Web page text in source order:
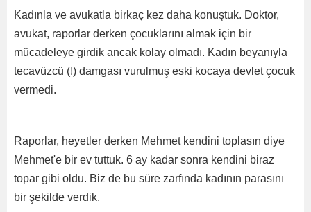
Kadınla ve avukatla birkaç kez daha konuştuk. Doktor,
avukat, raporlar derken çocuklarını almak için bir
mücadeleye girdik ancak kolay olmadı. Kadın beyanıyla
tecavüzcü (!) damgası vurulmuş eski kocaya devlet çocuk
vermedi.
Raporlar, heyetler derken Mehmet kendini toplasın diye
Mehmet'e bir ev tuttuk. 6 ay kadar sonra kendini biraz
topar gibi oldu. Biz de bu süre zarfında kadının parasını
bir şekilde verdik.